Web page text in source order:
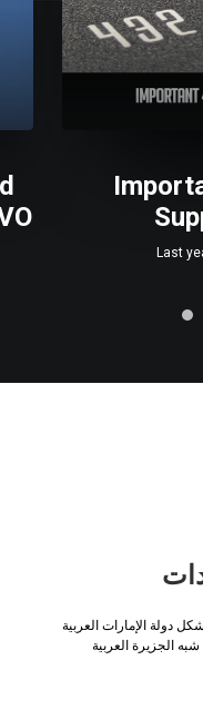
Last
دولة الإمارات العربية